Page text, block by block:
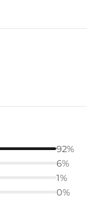
92%
6%
1%
0%